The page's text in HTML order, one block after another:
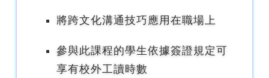
將跨文化溝通技巧應用在職場上
參與此課程的學生依據簽證規定可
享有校外工讀時數